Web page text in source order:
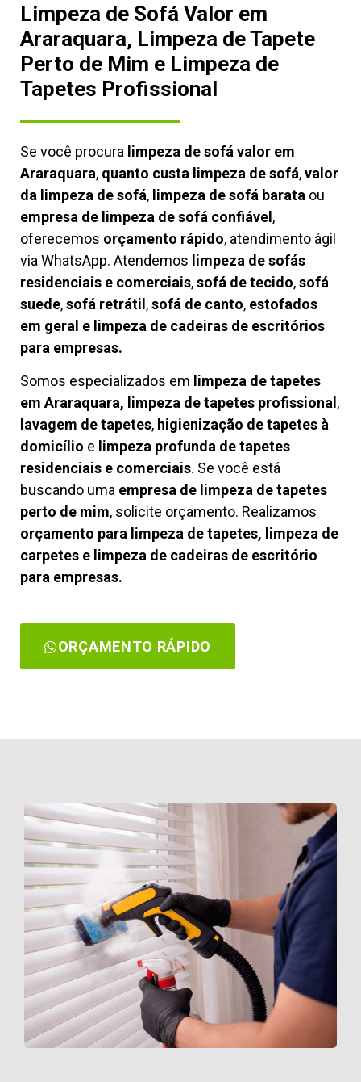
Limpeza de Sofá Valor em
Araraquara, Limpeza de Tapete
Perto de Mim e Limpeza de
Tapetes Profissional
Se você procura limpeza de sofá valor em
Araraquara, quanto custa limpeza de sofá,valor
da limpeza de sofá, limpeza de sofá barata ou
empresa de limpeza de sofá confiável,
oferecemos orçamento rápido, atendimento ágil
via WhatsApp. Atendemos limpeza desofás
residenciais e comerciais,sofá de tecido,sofá
suede,sofá retrátil,sofá de canto, estofados
em geral e limpeza de cadeiras de escritórios
para empresas.
Somos especializados em limpeza de tapetes
em Araraquara, limpeza de tapetes profissional ,
lavagem de tapetes, higienização de tapetes à
domicílio e limpeza profunda de tapetes
residenciais e comerciais. Se você está
buscando uma empresa de limpeza de tapetes
perto de mim, solicite orçamento. Realizamos
orçamento para limpeza de tapetes, limpeza de
carpetes e limpeza de cadeiras de escritório
para empresas.
ORÇAMENTO RÁPIDO